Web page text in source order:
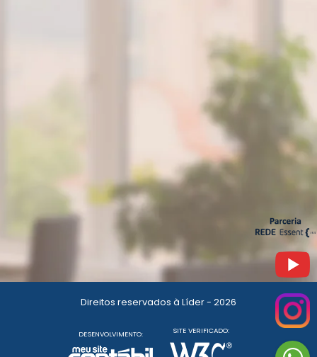
Direitos reservados à Líder - 2026
DESENVOLVIMENTO: SITE VERIFICADO: